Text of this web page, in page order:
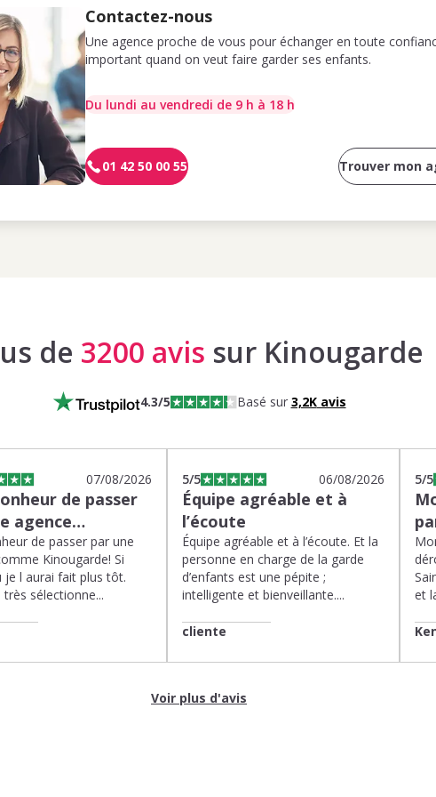
Contactez-nous
Une agence proche de vous pour échanger en toute
important quand on veut faire garder ses enfants.
Du lundi au vendredi de 9 h à 18 h
01 42 50 00 55 Trouver mon
de 3200 avis sur Kinougarde
4.3/5 Basé sur 3,2Kavis
07/08/2026
de passer
agence…
de passer par une
Kinougarde! Si
je l aurai fait plus tôt.
très sélectionne...
5/5 06/08/2026
Équipe agréable et à
l’écoute
Équipe agréable et à l’écoute. Et la
personne en charge de la garde
d’enfants est une pépite ;
intelligente et bienveillante....
cliente
5/5
et
Voir plus d'avis